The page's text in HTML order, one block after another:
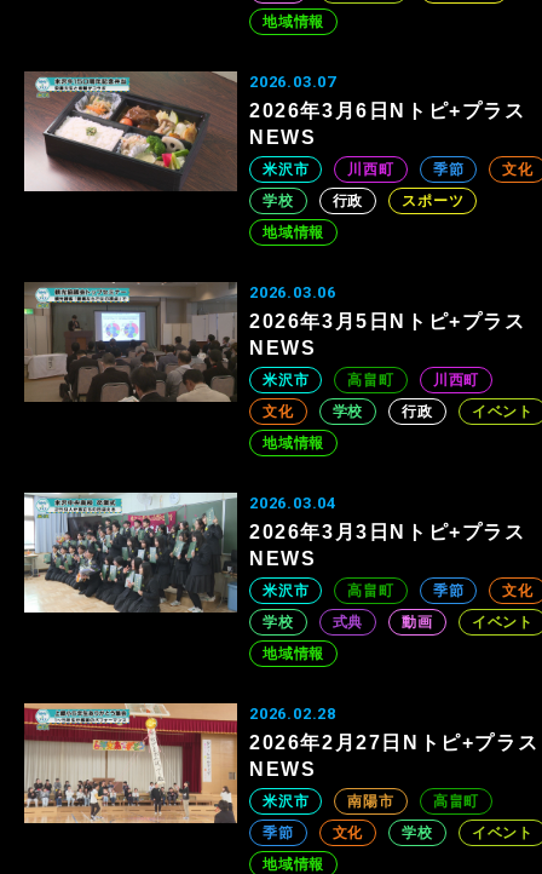
地域情報
2026.03.07
2026年3月6日Nトピ+プラス
NEWS
米沢市 川西町 季節
文化
学校
行政
スポーツ
地域情報
2026.03.06
2026年3月5日Nトピ+プラス
NEWS
米沢市 高畠町
川西町
文化
学校 行政
イベント
地域情報
2026.03.04
2026年3月3日Nトピ+プラス
NEWS
米沢市 高畠町 季節
文化
学校
式典 動画
イベント
地域情報
2026.02.28
2026年2月27日Nトピ+プラス
NEWS
米沢市 南陽市
高畠町
季節
文化 学校
イベント
地域情報